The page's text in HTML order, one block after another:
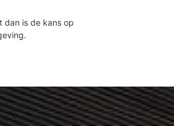
dan is de kans op